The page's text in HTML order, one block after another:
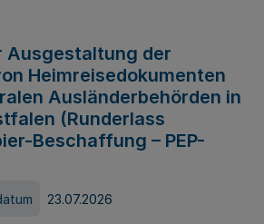
Ausgestaltung der
Heimreisedokumenten
Ausländerbehörden in
(Runderlass
Beschaffung – PEP-
23.07.2026